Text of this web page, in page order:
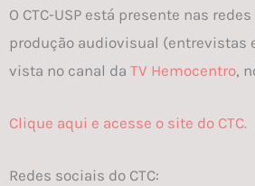
O CTC-USP está presente nas
produção audiovisual (entrevistas
vista no canal da TV Hemocentro,
Clique aqui e acesse o site do CTC.
Redes sociais do CTC: